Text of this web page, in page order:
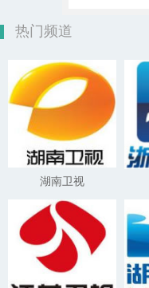
热门频道
湖南卫视